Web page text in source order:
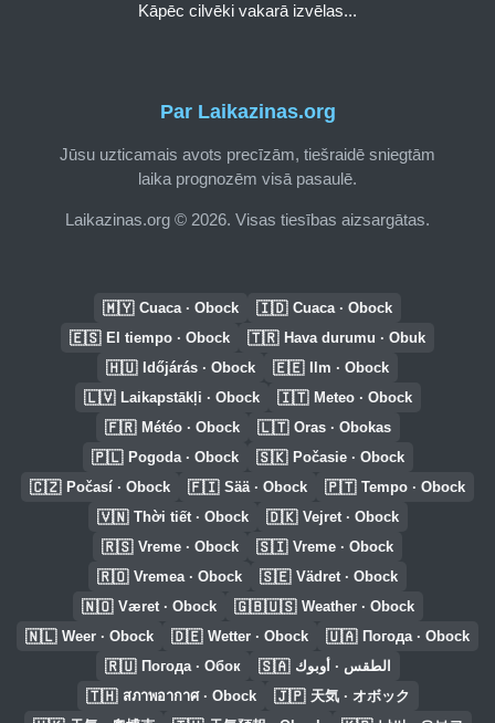
Par Laikazinas.org
Jūsu uzticamais avots precīzām, tiešraidē sniegtām
laika prognozēm visā pasaulē.
Laikazinas.org © 2026. Visas tiesības aizsargātas.
Kāpēc cilvēki vakarā izvēlas...
🇲🇾 Cuaca · Obock 🇮🇩 Cuaca · Obock
🇪🇸 El tiempo · Obock 🇹🇷 Hava durumu · Obuk
🇭🇺 Időjárás · Obock 🇪🇪 Ilm · Obock
🇱🇻 Laikapstākļi · Obock 🇮🇹 Meteo · Obock
🇫🇷 Météo · Obock 🇱🇹 Oras · Obokas
🇵🇱 Pogoda · Obock 🇸🇰 Počasie · Obock
🇨🇿 Počasí · Obock 🇫🇮 Sää · Obock 🇵🇹 Tempo · Obock
🇻🇳 Thời tiết · Obock 🇩🇰 Vejret · Obock
🇷🇸 Vreme · Obock 🇸🇮 Vreme · Obock
🇷🇴 Vremea · Obock 🇸🇪 Vädret · Obock
🇳🇴 Været · Obock 🇬🇧🇺🇸 Weather · Obock
🇳🇱 Weer · Obock 🇩🇪 Wetter · Obock 🇺🇦 Погода · Obock
🇷🇺 Погода · Обок 🇸🇦 الطقس · أوبوك
🇹🇭 สภาพอากาศ · Obock 🇯🇵 天気 · オボック